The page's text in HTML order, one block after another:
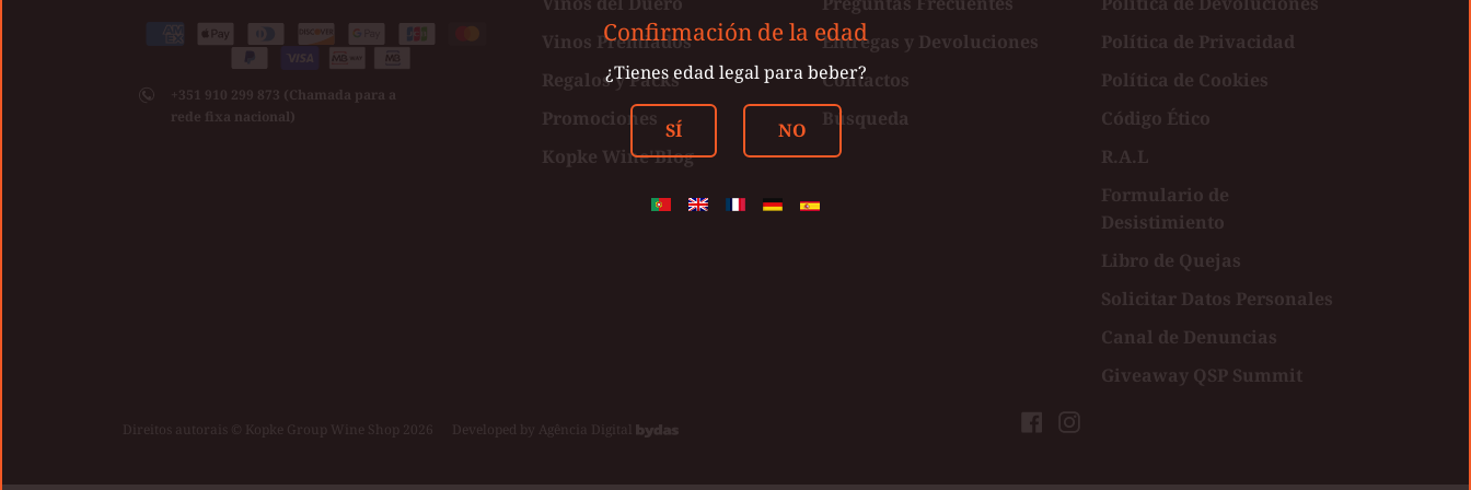
Medios
pago
aceptados
American
Apple
pay
Diners
club
DiscoverGoogle
pay
Jcb
Master
PaypalVisa
+351 910 299 873 (Chamada para a
rede fixa nacional)
Vinos Premiados
Regalos y Packs
Promociones
Kopke Wine'Blog
Entregas y Devoluciones
Contactos
Búsqueda
Política de Privacidad
Política de Cookies
Código Ético
R.A.L
Formulario de
Desistimiento
Libro de Quejas
Solicitar Datos Personales
Canal de Denuncias
Giveaway QSP Summit
FacebookInstagram
Direitos autorais © Kopke Group Wine Shop 2026 Developed by Agência Digital
Confirmación de la edad
¿Tienes edad legal para beber?
SÍ NO